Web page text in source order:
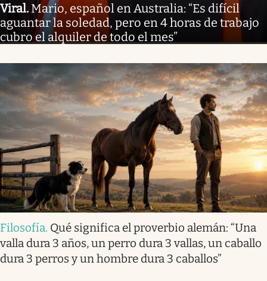
Viral. Mario, español en Australia: “Es difícil
aguantar la soledad, pero en 4 horas de trabajo
cubro el alquiler de todo el mes”
Filosofía. Qué significa el proverbio alemán: “Una
valla dura 3 años, un perro dura 3 vallas, un caballo
dura 3 perros y un hombre dura 3 caballos”